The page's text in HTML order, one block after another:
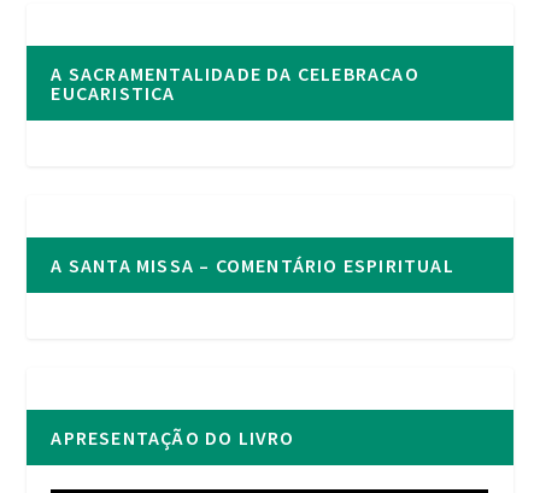
A SACRAMENTALIDADE DA CELEBRACAO
EUCARISTICA
A SANTA MISSA – COMENTÁRIO ESPIRITUAL
APRESENTAÇÃO DO LIVRO